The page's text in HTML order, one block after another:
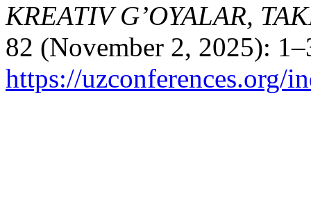
KREATIV G’OYALAR,
82 (November 2, 2025):
https://uzconferences.org/